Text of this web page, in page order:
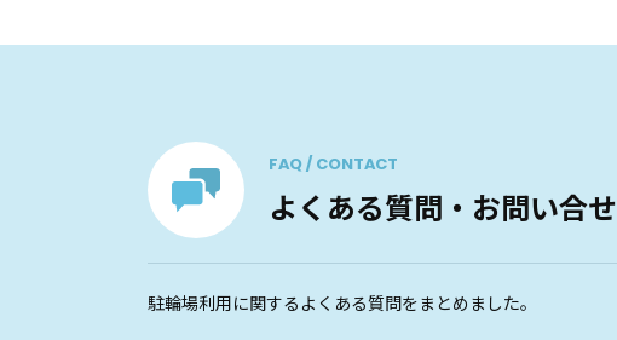
FAQ / CONTACT
よくある質問・お問い合せ
駐輪場利用に関するよくある質問をまとめました。